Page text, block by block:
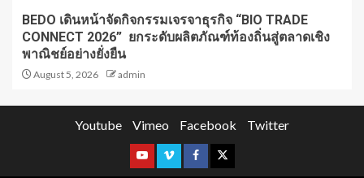
BEDO เดินหน้าจัดกิจกรรมเจรจาธุรกิจ “BIO TRADE
CONNECT 2026” ยกระดับผลิตภัณฑ์ท้องถิ่นสู่ตลาดเชิง
พาณิชย์อย่างยั่งยืน
August 5, 2026 admin
Youtube Vimeo Facebook Twitter